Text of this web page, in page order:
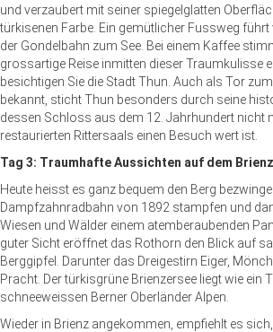
und verzaubert mit seiner spiegelglatten
türkisenen Farbe. Ein gemütlicher Fussweg
der Gondelbahn zum See. Bei einem Kaffee
grossartige Reise inmitten dieser Traumkulisse
besichtigen Sie die Stadt Thun. Auch als Tor
bekannt, sticht Thun besonders durch seine
dessen Schloss aus dem 12. Jahrhundert nicht
restaurierten Rittersaals einen Besuch wert ist.
Tag 3: Traumhafte Aussichten auf dem
Heute heisst es ganz bequem den Berg
Dampfzahnradbahn von 1892 stampfen und
Wiesen und Wälder einem atemberaubenden
guter Sicht eröffnet das Rothorn den Blick auf
Berggipfel. Darunter das Dreigestirn Eiger,
Pracht. Der türkisgrüne Brienzersee liegt wie ein
schneeweissen Berner Oberländer Alpen.
Wieder in Brienz angekommen, empfiehlt es